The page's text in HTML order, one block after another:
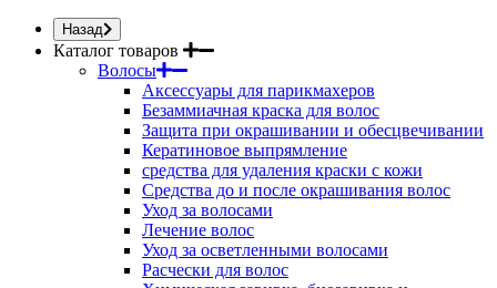
Назад
Каталог товаров
Волосы
Аксессуары для парикмахеров
Безаммиачная краска для волос
Защита при окрашивании и обесцвечивании
Кератиновое выпрямление
средства для удаления краски с кожи
Средства до и после окрашивания волос
Уход за волосами
Лечение волос
Уход за осветленными волосами
Расчески для волос